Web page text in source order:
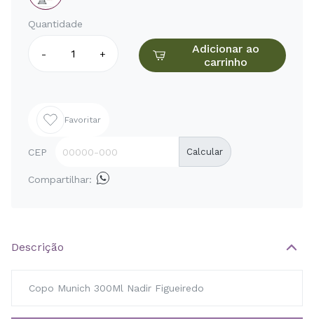
Quantidade
- +
Adicionar ao
carrinho
Favoritar
CEP Calcular
Compartilhar:
Descrição
Copo Munich 300Ml Nadir Figueiredo